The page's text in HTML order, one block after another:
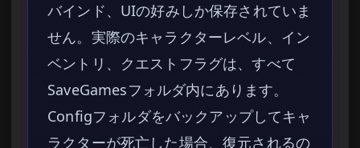
バインド、UIの好みしか保存されていま
せん。実際のキャラクターレベル、イン
ベントリ、クエストフラグは、すべて
SaveGamesフォルダ内にあります。
Configフォルダをバックアップしてキャ
ラクターが死亡した場合、復元されるの